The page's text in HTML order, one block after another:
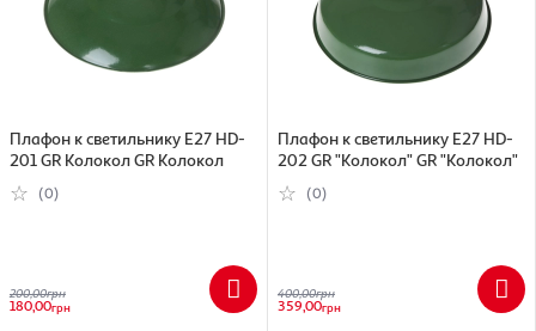
Плафон к светильнику E27 HD-
201 GR Колокол GR Колокол
(0)
200,00грн
180,00грн
Плафон к светильнику E27 HD-
202 GR "Колокол" GR "Колокол"
(0)
400,00грн
359,00грн